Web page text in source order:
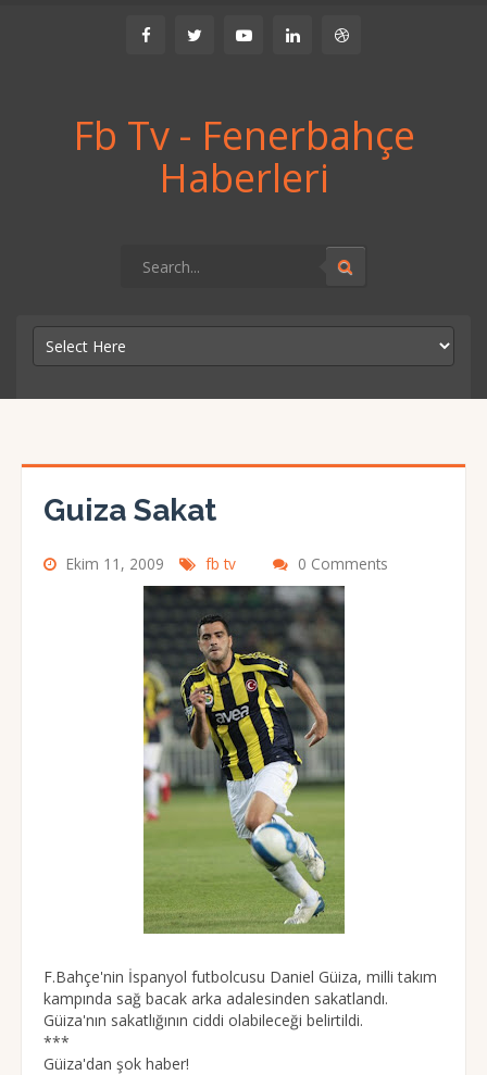
Fb Tv - Fenerbahçe
Haberleri
Guiza Sakat
Ekim 11, 2009 fb tv 0 Comments
F.Bahçe'nin İspanyol futbolcusu Daniel Güiza, milli takım
kampında sağ bacak arka adalesinden sakatlandı.
Güiza'nın sakatlığının ciddi olabileceği belirtildi.
***
Güiza'dan şok haber!